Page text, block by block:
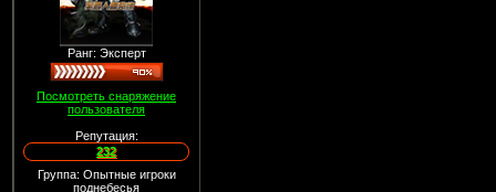
Ранг: Эксперт
Посмотреть снаряжение
пользователя
Репутация:
232
Группа: Опытные игроки
поднебесья